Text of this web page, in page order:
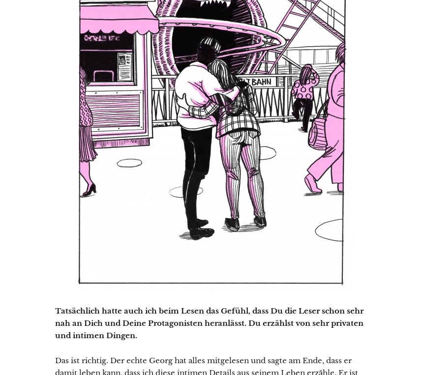
Tatsächlich hatte auch ich beim Lesen das Gefühl, dass Du die Leser schon sehr
nah an Dich und Deine Protagonisten heranlässt. Du erzählst von sehr privaten
und intimen Dingen.
Das ist richtig. Der echte Georg hat alles mitgelesen und sagte am Ende, dass er
damit leben kann, dass ich diese intimen Details aus seinem Leben erzähle. Er ist